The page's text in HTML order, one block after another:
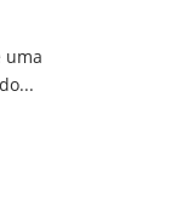
uma